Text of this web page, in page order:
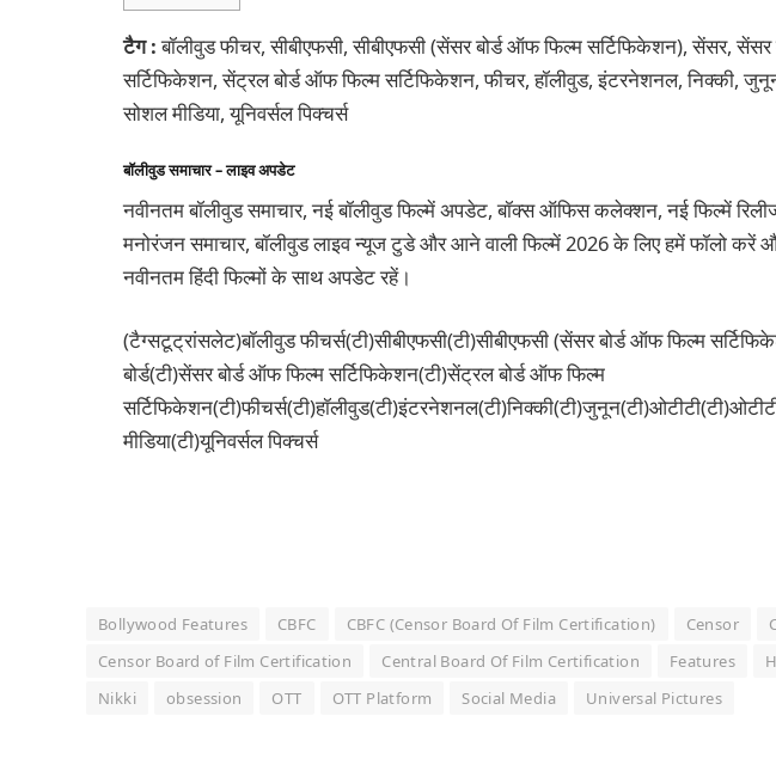
टैग :बॉलीवुड फीचर, सीबीएफसी, सीबीएफसी (सेंसर बोर्ड ऑफ फिल्म सर्टिफिकेशन), सेंसर, सेंसर
सर्टिफिकेशन, सेंट्रल बोर्ड ऑफ फिल्म सर्टिफिकेशन, फीचर, हॉलीवुड, इंटरनेशनल, निक्की,
सोशल मीडिया, यूनिवर्सल पिक्चर्स
बॉलीवुड समाचार – लाइव अपडेट
नवीनतम बॉलीवुड समाचार, नई बॉलीवुड फिल्में अपडेट, बॉक्स ऑफिस कलेक्शन, नई फिल्में
मनोरंजन समाचार, बॉलीवुड लाइव न्यूज टुडे और आने वाली फिल्में 2026 के लिए हमें फॉलो करें
नवीनतम हिंदी फिल्मों के साथ अपडेट रहें।
(टैग्सटूट्रांसलेट)बॉलीवुड फीचर्स(टी)सीबीएफसी(टी)सीबीएफसी (सेंसर बोर्ड ऑफ फिल्म
बोर्ड(टी)सेंसर बोर्ड ऑफ फिल्म सर्टिफिकेशन(टी)सेंट्रल बोर्ड ऑफ फिल्म
मीडिया(टी)यूनिवर्सल पिक्चर्स
Bollywood Features CBFC CBFC (Censor Board Of Film Certification) Censor
Censor Board of Film Certification
Central Board Of Film Certification Features
Nikki
obsession OTT OTT Platform Social Media Universal Pictures